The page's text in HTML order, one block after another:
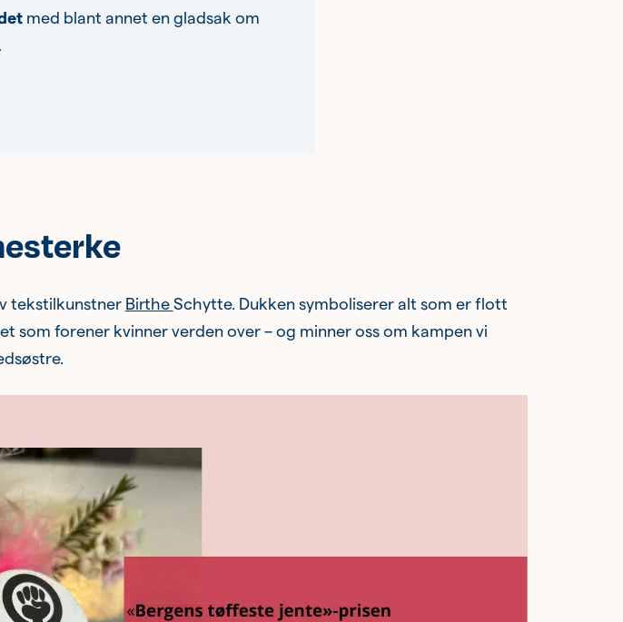
med blant annet en gladsak om
.
tekstilkunstner Birthe Schytte. Dukken symboliserer alt som er flott
som forener kvinner verden over – og minner oss om kampen vi